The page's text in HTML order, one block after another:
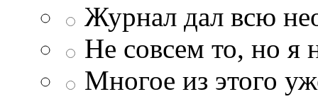
Журнал дал всю
Не совсем то, но я
Многое из этого